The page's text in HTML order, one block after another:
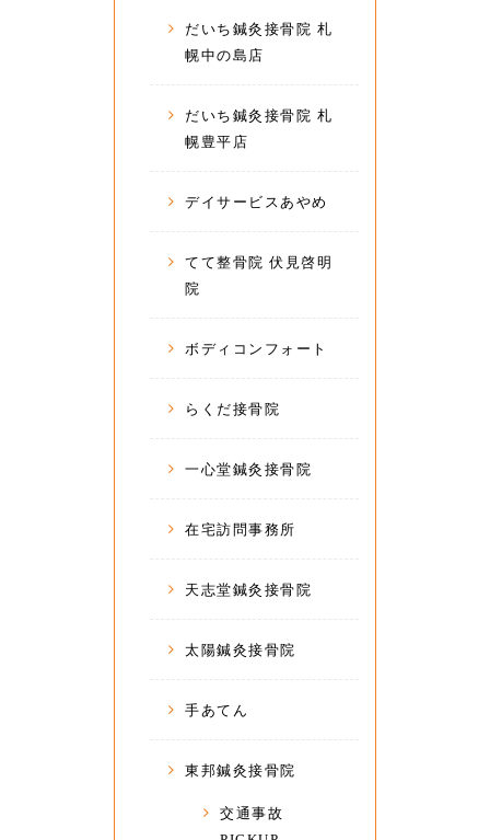
だいち鍼灸接骨院 札
幌中の島店
だいち鍼灸接骨院 札
幌豊平店
デイサービスあやめ
てて整骨院 伏見啓明
院
ボディコンフォート
らくだ接骨院
一心堂鍼灸接骨院
在宅訪問事務所
天志堂鍼灸接骨院
太陽鍼灸接骨院
手あてん
東邦鍼灸接骨院
交通事故